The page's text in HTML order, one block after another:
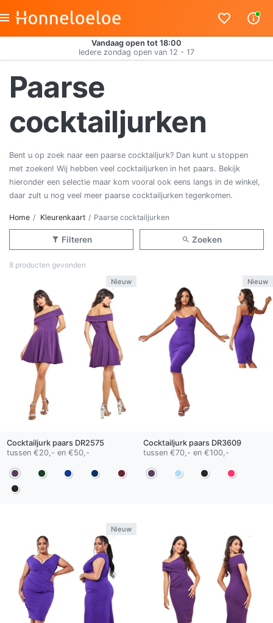
Vandaag open tot 18:00
Iedere zondag open van 12 - 17
Paarse
cocktailjurken
Bent u op zoek naar een paarse cocktailjurk? Dan kunt u stoppen
met zoeken! Wij hebben veel cocktailjurken in het paars. Bekijk
hieronder een selectie maar kom vooral ook eens langs in de winkel,
daar zult u nog veel meer paarse cocktailjurken tegenkomen.
Home Kleurenkaart Paarse cocktailjurken
Filteren Zoeken
8 producten gevonden
Nieuw
Cocktailjurk paarsDR2575
tussen €20,- en €50,-
Nieuw
Cocktailjurk paarsDR3609
tussen €70,- en €100,-
Nieuw